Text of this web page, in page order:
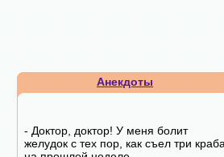
Анекдоты
- Доктор, доктор! У меня болит
желудок с тех пор, как съел три краба